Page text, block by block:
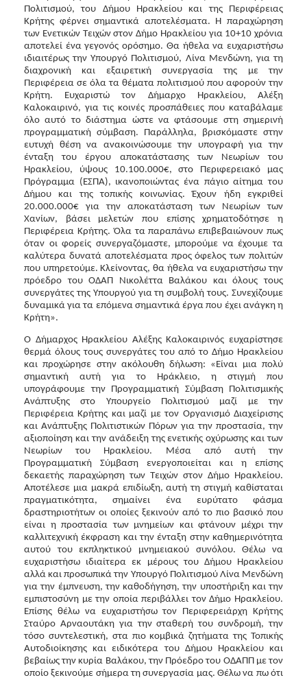
Πολιτισμού, του Δήμου Ηρακλείου και της Περιφέρειας
Κρήτης φέρνει σημαντικά αποτελέσματα. Η παραχώρηση
των Ενετικών Τειχών στον Δήμο Ηρακλείου για 10+10 χρόνια
αποτελεί ένα γεγονός ορόσημο. Θα ήθελα να ευχαριστήσω
ιδιαιτέρως την Υπουργό Πολιτισμού, Λίνα Μενδώνη, για τη
διαχρονική και εξαιρετική συνεργασία της με την
Περιφέρεια σε όλα τα θέματα πολιτισμού που αφορούν την
Κρήτη. Ευχαριστώ τον Δήμαρχο Ηρακλείου, Αλέξη
Καλοκαιρινό, για τις κοινές προσπάθειες που καταβάλαμε
όλο αυτό το διάστημα ώστε να φτάσουμε στη σημερινή
προγραμματική σύμβαση. Παράλληλα, βρισκόμαστε στην
ευτυχή θέση να ανακοινώσουμε την υπογραφή για την
ένταξη του έργου αποκατάστασης των Νεωρίων του
Ηρακλείου, ύψους 10.100.000€, στο Περιφερειακό μας
Πρόγραμμα (ΕΣΠΑ), ικανοποιώντας ένα πάγιο αίτημα του
Δήμου και της τοπικής κοινωνίας. Έχουν ήδη εγκριθεί
20.000.000€ για την αποκατάσταση των Νεωρίων των
Χανίων, βάσει μελετών που επίσης χρηματοδότησε η
Περιφέρεια Κρήτης. Όλα τα παραπάνω επιβεβαιώνουν πως
όταν οι φορείς συνεργαζόμαστε, μπορούμε να έχουμε τα
καλύτερα δυνατά αποτελέσματα προς όφελος των πολιτών
που υπηρετούμε. Κλείνοντας, θα ήθελα να ευχαριστήσω την
πρόεδρο του ΟΔΑΠ Νικολέττα Βαλάκου και όλους τους
συνεργάτες της Υπουργού για τη συμβολή τους. Συνεχίζουμε
δυναμικά για τα επόμενα σημαντικά έργα που έχει ανάγκη η
Κρήτη».
Ο Δήμαρχος Ηρακλείου Αλέξης Καλοκαιρινός ευχαρίστησε
θερμά όλους τους συνεργάτες του από το Δήμο Ηρακλείου
και προχώρησε στην ακόλουθη δήλωση: «Είναι μια πολύ
σημαντική αυτή για το Ηράκλειο, η στιγμή που
υπογράφουμε την Προγραμματική Σύμβαση Πολιτισμικής
Ανάπτυξης στο Υπουργείο Πολιτισμού μαζί με την
Περιφέρεια Κρήτης και μαζί με τον Οργανισμό Διαχείρισης
και Ανάπτυξης Πολιτιστικών Πόρων για την προστασία, την
αξιοποίηση και την ανάδειξη της ενετικής οχύρωσης και των
Νεωρίων του Ηρακλείου. Μέσα από αυτή την
Προγραμματική Σύμβαση ενεργοποιείται και η επίσης
δεκαετής παραχώρηση των Τειχών στον Δήμο Ηρακλείου.
Αποτέλεσε μια μακρά επιδίωξη, αυτή τη στιγμή καθίσταται
πραγματικότητα, σημαίνει ένα ευρύτατο φάσμα
δραστηριοτήτων οι οποίες ξεκινούν από το πιο βασικό που
είναι η προστασία των μνημείων και φτάνουν μέχρι την
καλλιτεχνική έκφραση και την ένταξη στην καθημερινότητα
αυτού του εκπληκτικού μνημειακού συνόλου. Θέλω να
ευχαριστήσω ιδιαίτερα εκ μέρους του Δήμου Ηρακλείου
αλλά και προσωπικά την Υπουργό Πολιτισμού Λίνα Μενδώνη
για την έμπνευση, την καθοδήγηση, την υποστήριξη και την
εμπιστοσύνη με την οποία περιβάλλει τον Δήμο Ηρακλείου.
Επίσης θέλω να ευχαριστήσω τον Περιφερειάρχη Κρήτης
Σταύρο Αρναουτάκη για την σταθερή του συνδρομή, την
τόσο συντελεστική, στα πιο κομβικά ζητήματα της Τοπικής
Αυτοδιοίκησης και ειδικότερα του Δήμου Ηρακλείου και
βεβαίως την κυρία Βαλάκου, την Πρόεδρο του ΟΔΑΠΠ με τον
οποίο ξεκινούμε σήμερα τη συνεργασία μας. Θέλω να πω ότι